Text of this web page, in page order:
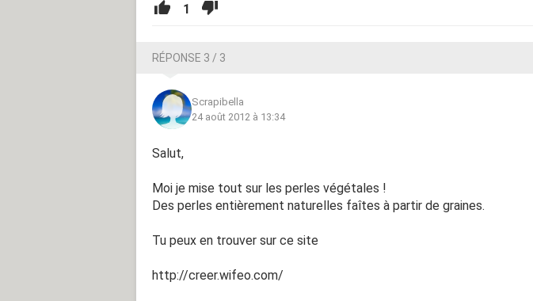
1
RÉPONSE 3 / 3
Scrapibella
24 août 2012 à 13:34
Salut,
Moi je mise tout sur les perles végétales !
Des perles entièrement naturelles faîtes à partir de graines.
Tu peux en trouver sur ce site
http://creer.wifeo.com/